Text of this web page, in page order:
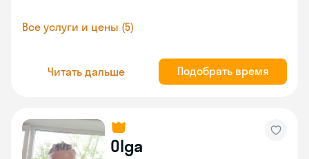
Все услуги и цены (5)
Читать дальше Подобрать время
Olga